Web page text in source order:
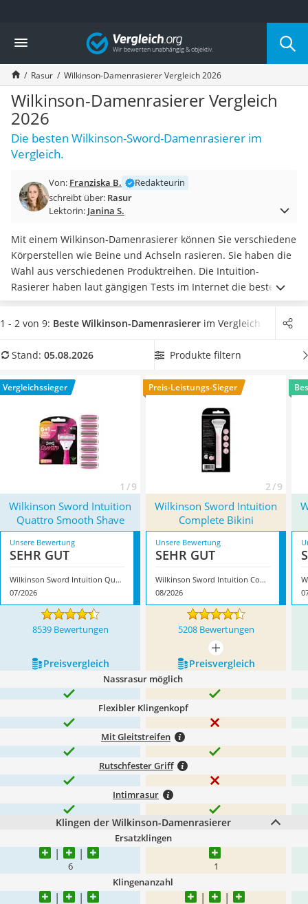
Die beliebtesten Vergleiche nach Kategorie
Drogerie
Inhalator
Haarschneider
Rollator
Braun Rasierer
Katzenklappe (Chip)
Rasierer
Masturbator
Epilierer
Reisehaartrockner
Magnesiumpräparat
Katzenklappe
Nackenmassagegerät
Zeckenschutz Katze
leichter Haartrockner
Schildkrötenhaus
Massagegerät
Service
Vergleich
Rasur Wilkinson-Damenrasierer Vergleich 2026
Wilkinson-Damenrasierer Vergleich
2026
Die besten Wilkinson-Sword-Damenrasierer im
Vergleich.
Von: Franziska B.
Redakteurin
schreibt über: Rasur
Lektorin: Janina S.
Mit einem Wilkinson-Damenrasierer können Sie verschiedene
Körperstellen wie Beine und Achseln rasieren. Sie haben die
Wahl aus verschiedenen Produktreihen. Die Intuition-
Rasierer haben laut gängigen Tests im Internet die besten
Gelstreifen. Die meistenDamenrasierersind außerdemmit
Ersatzklingen ausgestattet. Wählen Sie jetzt einen Wilkinson-
Produkttabelle, um
nach der Rasur eine geschmeidige Haut
August 2026 besonders das ModellWilkinson Sword Intuition
Quattro Smooth Shave
mit seinen Eigenschaften.
1 - 2 von 9: Beste Wilkinson-Damenrasierer im Vergleich
Stand: 05.08.2026 Produkte filtern
Vergleichssieger
1 / 9
Preis-Leistungs-Sieger
2 / 9
Wilkinson Sword Intuition
Quattro Smooth Shave
Wilkinson Sword Intuition
Complete Bikini
Unsere Bewertung
SEHR GUT
Wilkinson Sword Intuition Quattro Smooth Shave
07/2026
Unsere Bewertung
SEHR GUT
Wilkinson Sword Intuition Complete Bikini
08/2026
8539 Bewertungen 5208 Bewertungen
mehr anzeigen
Preis­vergleich
Preis­vergleich
Nassrasur möglich
Flexibler Klingenkopf
Mit Gleitstreifen
Rutschfester Griff
Intimrasur
Klingen der Wilkinson-Damenrasierer
Ersatzklingen
6 1
Klingenanzahl